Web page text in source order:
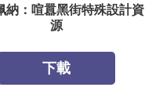
納：喧囂黑街特殊設計資
源
下載